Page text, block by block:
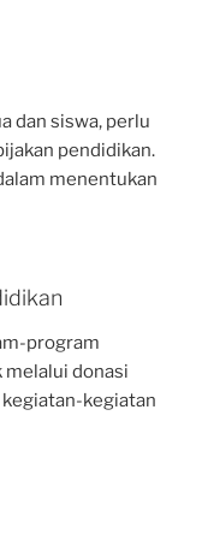
dan siswa, perlu
pendidikan.
menentukan
program
melalui donasi
kegiatan